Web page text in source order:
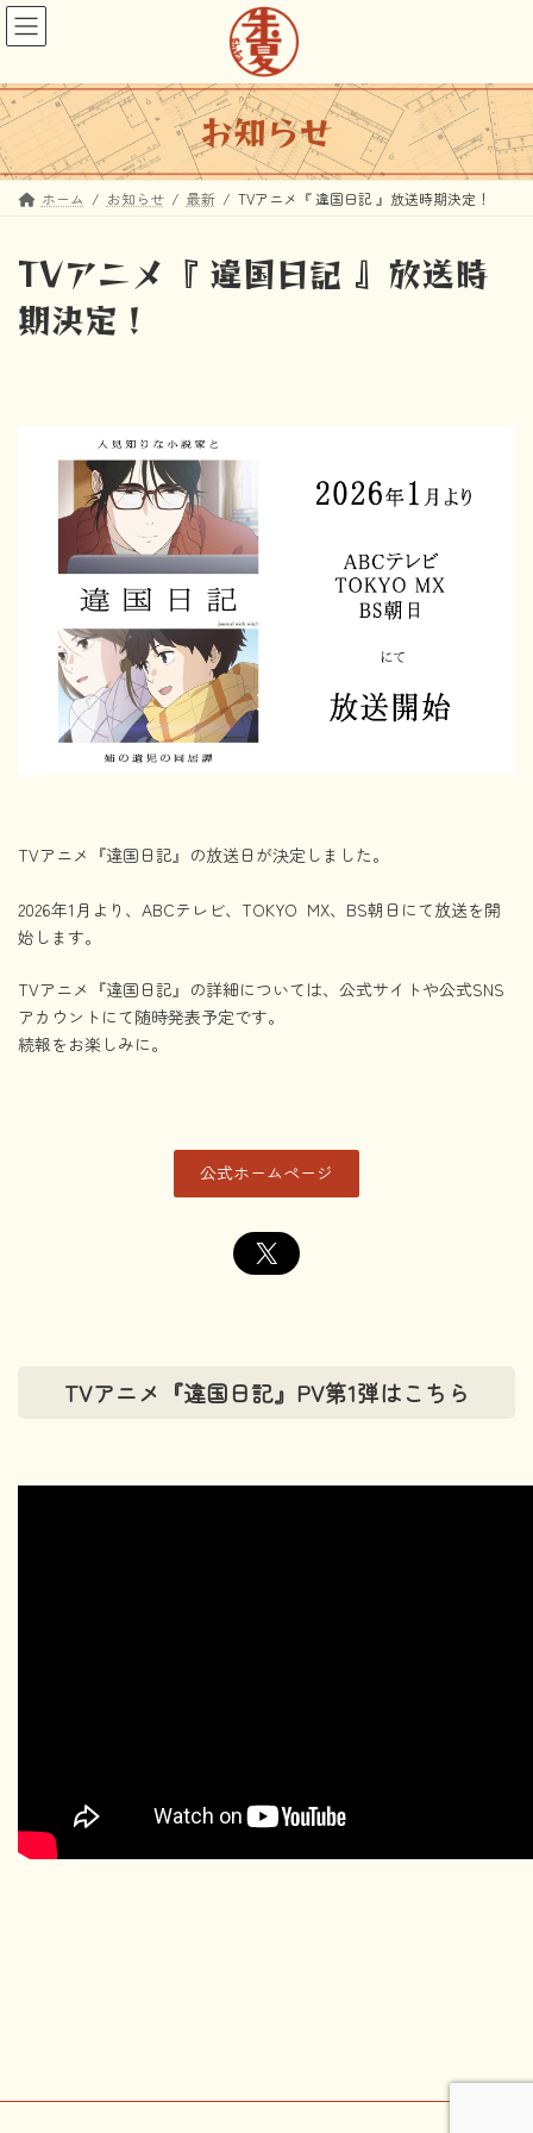
コ
ン
ン
ツ
へ
ス
キ
ナ
ビ
ー
シ
ョ
ン
に
お知らせ
ホーム お知らせ 最新 TVアニメ『 違国日記 』放送時期決定！
TVアニメ『 違国日記 』放送時
期決定！
TVアニメ『違国日記』の放送日が決定しました。
2026年1月より、ABCテレビ、TOKYO MX、BS朝日にて放送を開
始します。
TVアニメ『違国日記』の詳細については、公式サイトや公式SNS
アカウントにて随時発表予定です。
続報をお楽しみに。
公式ホームページ
X
TVアニメ『違国日記』PV第1弾はこちら